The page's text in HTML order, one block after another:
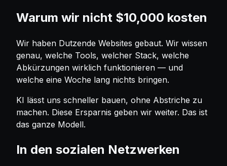
Warum wir nicht $10,000 kosten
Wir haben Dutzende Websites gebaut. Wir wissen
genau, welche Tools, welcher Stack, welche
Abkürzungen wirklich funktionieren — und
welche eine Woche lang nichts bringen.
KI lässt uns schneller bauen, ohne Abstriche zu
machen. Diese Ersparnis geben wir weiter. Das ist
das ganze Modell.
In den sozialen Netzwerken